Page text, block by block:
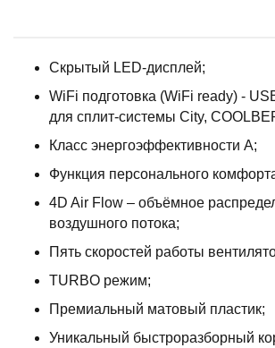
Скрытый LED-дисплей;
WiFi подготовка (WiFi ready) -
для сплит-системы City,
Класс энергоэффективности А;
Функция персонального
4D Air Flow – объёмное
воздушного потока;
Пять скоростей работы
TURBO режим;
Премиальный матовый пластик;
Уникальный быстроразборный